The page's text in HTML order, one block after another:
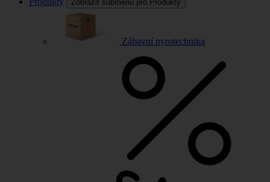
Zobrazit submenu pro Produkty
Zábavní pyrotechnika